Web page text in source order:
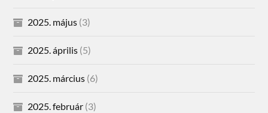
2025. május (3)
2025. április (5)
2025. március (6)
2025. február (3)